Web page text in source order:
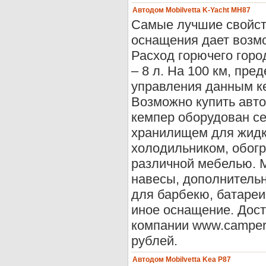
Автодом Mobilvetta K-Yacht MH87
Самые лучшие
оснащения дает
Расход горючего
– 8 л. На 100 км,
управления данным
Возможно купить
кемпер оборудован
хранилищем для
холодильником,
различной мебелью.
навесы,
для барбекю,
иное оснащение.
компании
рублей.
Автодом Mobilvetta Kea P87